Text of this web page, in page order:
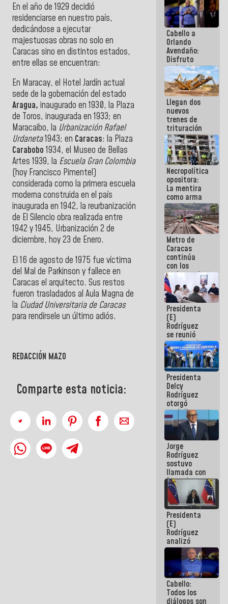
En el año de 1929 decidió
residenciarse en nuestro país,
dedicándose a ejecutar
majestuosas obras no solo en
Caracas sino en distintos estados,
entre ellas se encuentran:
En Maracay, el Hotel Jardín actual
sede de la gobernación del estado
Aragua, inaugurado en 1930, la Plaza
de Toros, inaugurada en 1933; en
Maracaibo, la Urbanización Rafael
Urdaneta1943; en Caracas: la Plaza
Carabobo 1934, el Museo de Bellas
Artes 1939, la Escuela Gran Colombia
(hoy Francisco Pimentel)
considerada como la primera escuela
moderna construida en el país
inaugurada en 1942, la reurbanización
de El Silencio obra realizada entre
1942 y 1945, Urbanización 2 de
diciembre, hoy 23 de Enero.
El 16 de agosto de 1975 fue víctima
del Mal de Parkinson y fallece en
Caracas el arquitecto. Sus restos
fueron trasladados al Aula Magna de
la Ciudad Universitaria de Caracas
para rendírsele un último adiós.
REDACCIÓN MAZO
Comparte esta noticia:
Cabello a
Orlando
Avendaño:
Disfruto
cada vez
que escribes
porque lo
que haces
es
embarrarla
Llegan dos
nuevos
trenes de
trituración
para
optimizar
manejo de
escombros
en La Guaira
Necropolítica
opositora:
La mentira
como arma
contra el
Pueblo
Metro de
Caracas
continúa
con los
trabajos de
mantenimiento
e inspección
en la Línea 2
Presidenta
(E)
Rodríguez
se reunió
con Estado
Mayor
Eléctrico
para
abordar
planes de
acción
Presidenta
Delcy
Rodríguez
otorgó
medalla
"Héroe de
Venezuela"
a servidores
públicos
Jorge
Rodríguez
sostuvo
llamada con
Dinorah
Figuera y
acuerdan
primer
encuentro
presencial
para el
diálogo
Presidenta
(E)
Rodríguez
analizó
junto a
gobernadores
planes de
recuperación
del Sistema
Eléctrico
Cabello:
Todos los
diálogos son